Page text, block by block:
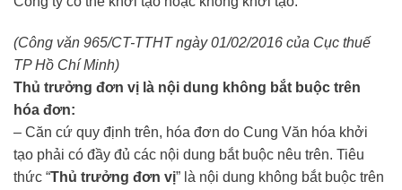
(Công văn 965/CT-TTHT ngày 01/02/2016 của Cục thuế
TP Hồ Chí Minh)
Thủ trưởng đơn vị là nội dung không bắt buộc trên
hóa đơn:
– Căn cứ quy định trên, hóa đơn do Cung Văn hóa khởi
tạo phải có đầy đủ các nội dung bắt buộc nêu trên. Tiêu
thức “Thủ trưởng đơn vị” là nội dung không bắt buộc trên